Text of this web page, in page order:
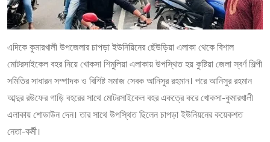
এদিকে কুমারখালী উপজেলার চাপড়া ইউনিয়িনের ছেঁউড়িয়া এলাকা থেকে বিশাল
মোটরসাইকেল বহর নিয়ে খোকসা শিমুলিয়া এলাকায় উপস্থিত হয় কুষ্টিয়া জেলা স্বর্ণ শিল্পী
সমিতির সাধারন সম্পাদক ও বিশিষ্ট সমাজ সেবক আনিসুর রহমান। পরে আনিসুর রহমান
আব্দুর রউফের গাড়ি বহরের সাথে মোটরসাইকেল বহর একত্রে করে খোকসা-কুমারখালী
এলাকায় শোডাউন দেন। তার সাথে উপস্থিত ছিলেন চাপড়া ইউনিয়নের কয়েকশত
নেতা-কর্মী।